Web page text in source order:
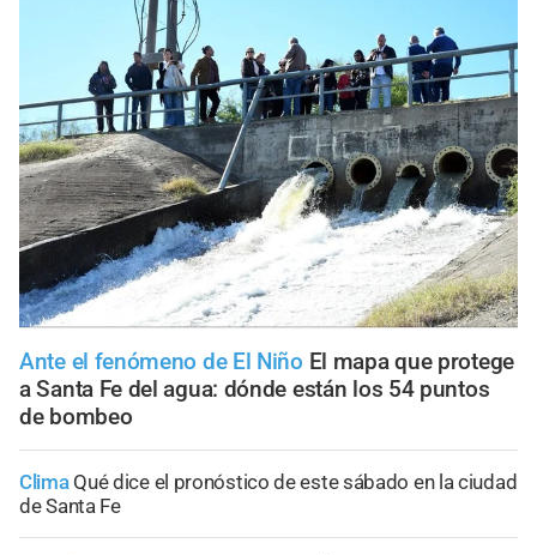
Ante el fenómeno de El Niño El mapa que protege
a Santa Fe del agua: dónde están los 54 puntos
de bombeo
Clima Qué dice el pronóstico de este sábado en la ciudad
de Santa Fe